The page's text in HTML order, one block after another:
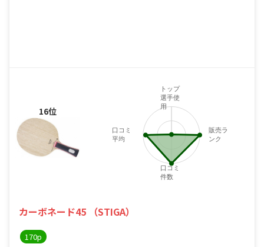
16位
カーボネード45 （STIGA）
170p
トップ
選手使
用
販売ラ
ンク
口コミ
件数
口コミ
平均